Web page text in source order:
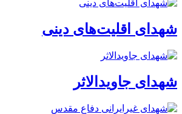
شهدای اقلیت‌های دینی
شهدای جاویدالاثر